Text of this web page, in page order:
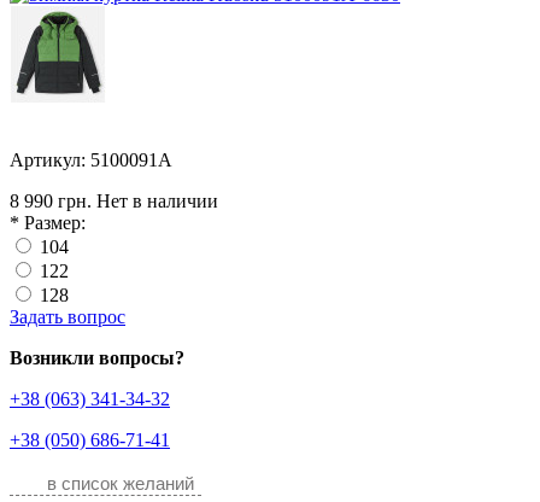
Артикул: 5100091A
8 990 грн. Нет в наличии
* Размер:
104
122
128
Задать вопрос
Возникли вопросы?
+38 (063) 341-34-32
+38 (050) 686-71-41
в список желаний